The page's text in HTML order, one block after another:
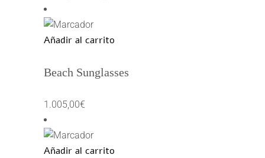
original
era:
Añadir al carrito
Beach Sunglasses
1.005,00€
Añadir al carrito